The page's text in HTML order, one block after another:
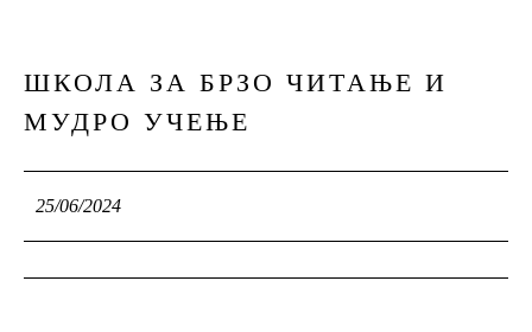
25
ШКОЛА ЗА БРЗО ЧИТАЊЕ И
МУДРО УЧЕЊЕ
25/06/2024